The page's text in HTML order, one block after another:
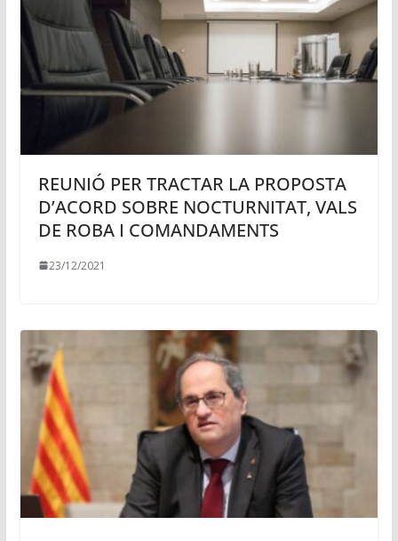
REUNIÓ PER TRACTAR LA PROPOSTA
D’ACORD SOBRE NOCTURNITAT, VALS
DE ROBA I COMANDAMENTS
23/12/2021